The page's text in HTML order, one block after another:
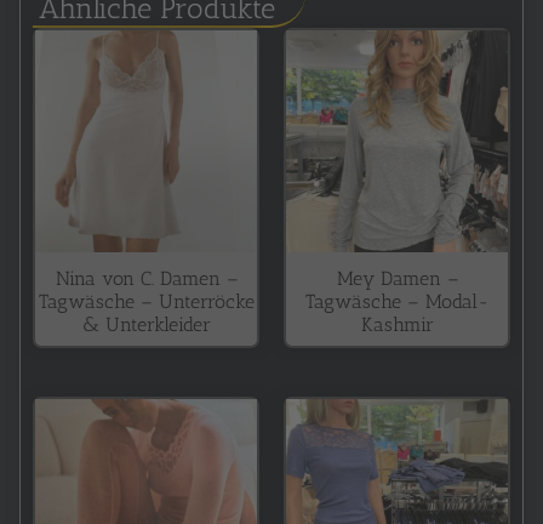
Ähnliche Produkte
Nina von C. Damen –
Tagwäsche – Unterröcke
& Unterkleider
Mey Damen –
Tagwäsche – Modal-
Kashmir